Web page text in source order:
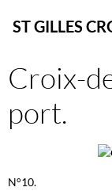
ST GILLES
Croix-
port.
N°10.